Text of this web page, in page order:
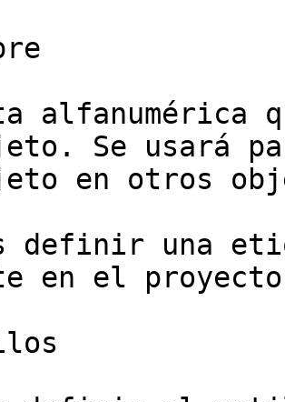
alfanumérica
Se usará
en otros
definir una
en el